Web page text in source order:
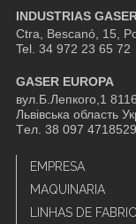
INDUSTRIAS
Ctra, Bescanó, 15,
Tel. 34 972 23 65 72
GASER EUROPA
вул.Б.Лепкого,1
Львівська область
Tел. 38 097
EMPRESA
MAQUINARIA
LINHAS DE